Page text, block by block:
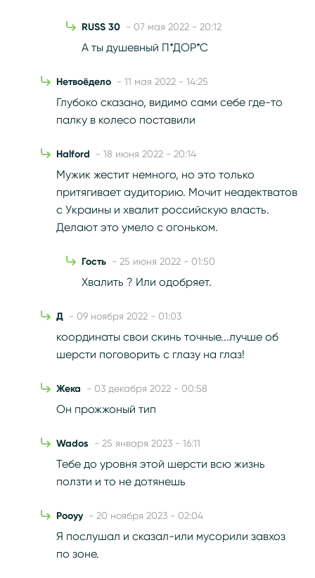
RUSS 30 - 07 мая 2022 - 20:12
А ты душевный П*ДОР*С
Нетвоёдело - 11 мая 2022 - 14:25
Глубоко сказано, видимо сами себе где-то
палку в колесо поставили
Halford - 18 июня 2022 - 20:14
Мужик жестит немного, но это только
притягивает аудиторию. Мочит неадектватов
с Украины и хвалит российскую власть.
Делают это умело с огоньком.
Гость - 25 июня 2022 - 01:50
Хвалить ? Или одобряет.
Д - 09 ноября 2022 - 01:03
координаты свои скинь точные...лучше об
шерсти поговорить с глазу на глаз!
Жека - 03 декабря 2022 - 00:58
Он прожжоный тип
Wados - 25 января 2023 - 16:11
Тебе до уровня этой шерсти всю жизнь
ползти и то не дотянешь
Рооуу - 20 ноября 2023 - 02:04
Я послушал и сказал-или мусорили завхоз
по зоне.